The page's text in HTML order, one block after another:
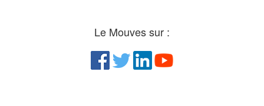
Le Mouves sur :